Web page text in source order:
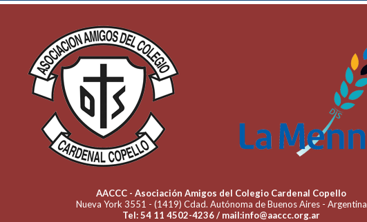
AACCC - Asociación Amigos del Colegio Cardenal Copello
Nueva York 3551 - (1419) Cdad. Autónoma de Buenos Aires - Argentina
Tel: 54 11 4502-4236 / mail:info@aaccc.org.ar